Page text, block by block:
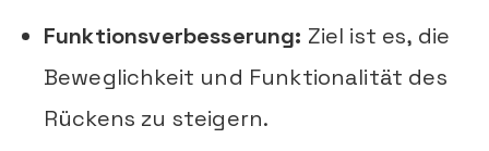
Funktionsverbesserung: Ziel ist es, die
Beweglichkeit und Funktionalität des
Rückens zu steigern.